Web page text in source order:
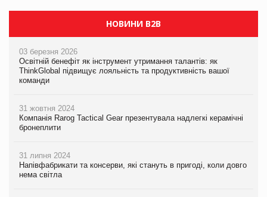
НОВИНИ B2B
03 березня 2026
Освітній бенефіт як інструмент утримання талантів: як
ThinkGlobal підвищує лояльність та продуктивність вашої
команди
31 жовтня 2024
Компанія Rarog Tactical Gear презентувала надлегкі керамічні
бронеплити
31 липня 2024
Напівфабрикати та консерви, які стануть в пригоді, коли довго
нема світла